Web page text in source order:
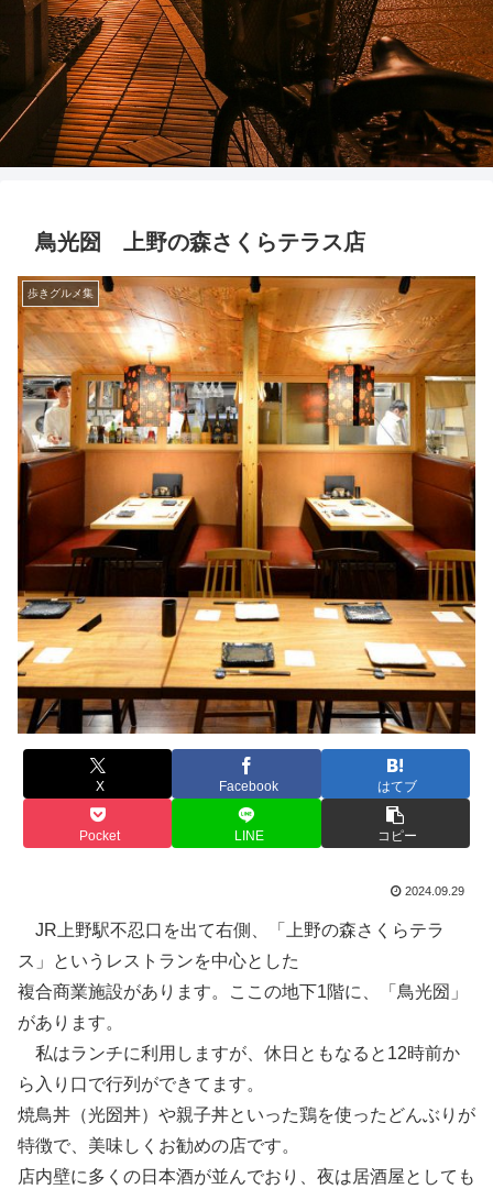
鳥光圀 上野の森さくらテラス店
歩きグルメ集
X Facebook はてブ
Pocket LINE コピー
2024.09.29
JR上野駅不忍口を出て右側、「上野の森さくらテラ
ス」というレストランを中心とした
複合商業施設があります。ここの地下1階に、「鳥光圀」
があります。
私はランチに利用しますが、休日ともなると12時前か
ら入り口で行列ができてます。
焼鳥丼（光圀丼）や親子丼といった鶏を使ったどんぶりが
特徴で、美味しくお勧めの店です。
店内壁に多くの日本酒が並んでおり、夜は居酒屋としても